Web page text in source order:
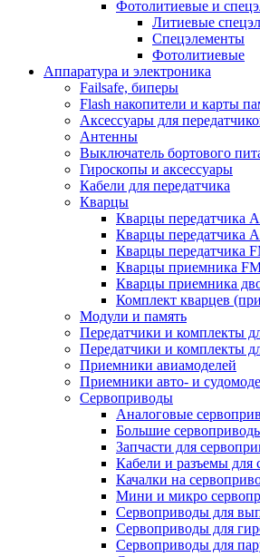
Фотолитиевые и
Литиевые
Спецэлементы
Фотолитиевые
Аппаратура и электроника
Failsafe, биперы
Flash накопители и карты
Аксессуары для
Антенны
Выключатель бортового
Гироскопы и аксессуары
Кабели для передатчика
Кварцы
Кварцы передатчика
Кварцы передатчика
Кварцы передатчика
Кварцы приемника
Кварцы приемника
Комплект кварцев
Модули и память
Передатчики и комплекты
Передатчики и комплекты
Приемники авиамоделей
Приемники авто- и
Сервоприводы
Аналоговые
Большие
Запчасти для
Кабели и разъемы для
Качалки на
Мини и микро
Сервоприводы для
Сервоприводы для
Сервоприводы для